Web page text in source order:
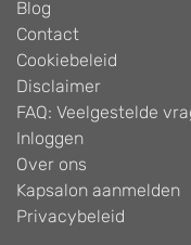
Blog
Contact
Cookiebeleid
Disclaimer
FAQ: Veelgestelde
Inloggen
Over ons
Kapsalon aanmelden
Privacybeleid